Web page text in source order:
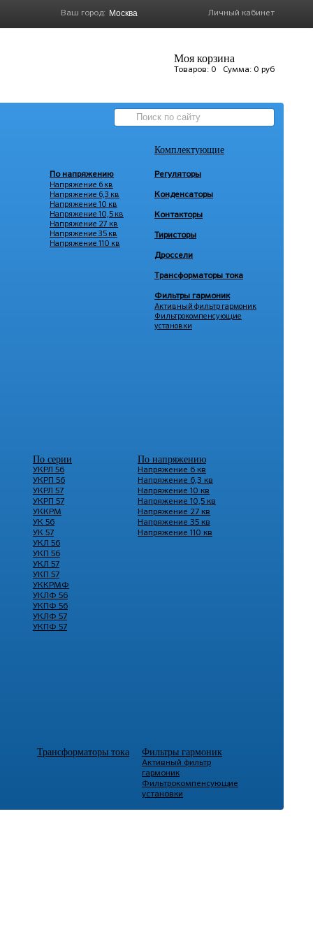
Личный кабинет
Ваш город:
Моя корзина
Товаров: 0 Сумма: 0 руб
По напряжению
Напряжение 6 кв
Напряжение 6,3 кв
Напряжение 10 кв
Напряжение 10,5 кв
Напряжение 27 кв
Напряжение 35 кв
Напряжение 110 кв
Комплектующие
Регуляторы
Конденсаторы
Контакторы
Тиристоры
Дроссели
Трансформаторы тока
Фильтры гармоник
Активный фильтр гармоник
Фильтрокомпенсующие
установки
По серии
УКРЛ 56
УКРП 56
УКРЛ 57
УКРП 57
УККРМ
УК 56
УК 57
УКЛ 56
УКП 56
УКЛ 57
УКП 57
УККРМФ
УКЛФ 56
УКПФ 56
УКЛФ 57
УКПФ 57
По напряжению
Напряжение 6 кв
Напряжение 6,3 кв
Напряжение 10 кв
Напряжение 10,5 кв
Напряжение 27 кв
Напряжение 35 кв
Напряжение 110 кв
Трансформаторы тока Фильтры гармоник
Активный фильтр
гармоник
Фильтрокомпенсующие
установки